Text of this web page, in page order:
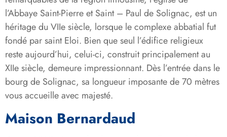
l’Abbaye Saint-Pierre et Saint – Paul de Solignac, est un
héritage du VIIe siècle, lorsque le complexe abbatial fut
fondé par saint Eloi. Bien que seul l’édifice religieux
reste aujourd’hui, celui-ci, construit principalement au
XIIe siècle, demeure impressionnant. Dès l’entrée dans le
bourg de Solignac, sa longueur imposante de 70 mètres
vous accueille avec majesté.
Maison Bernardaud